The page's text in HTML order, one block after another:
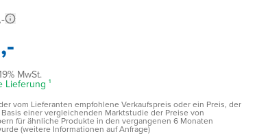
MwSt.
Lieferung ¹
vom Lieferanten empfohlene Verkaufspreis oder ein Preis, der
Basis einer vergleichenden Marktstudie der Preise von
für ähnliche Produkte in den vergangenen 6 Monaten
(weitere Informationen auf Anfrage)